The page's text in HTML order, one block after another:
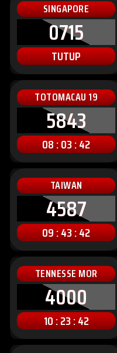
SINGAPORE
0715
TUTUP
TOTOMACAU 19
5843
08 : 03 : 40
TAIWAN
4587
09 : 43 : 40
TENNESSE MOR
4000
10 : 23 : 40